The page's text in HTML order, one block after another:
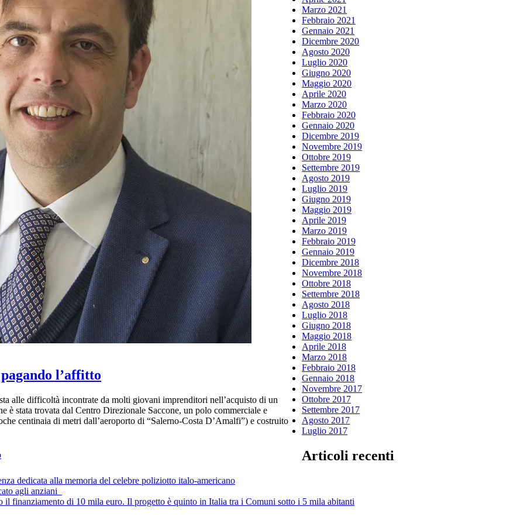
l’affitto
alle difficoltà incontrate da molti giovani imprenditori nell’acquisto di un
stata trovata dal Centro Direzionale Saccone, un polo commerciale e
centinaia di metri dall’aeroporto di “Salerno-Costa D’Amalfi”) e costruito
Marzo 2021
Febbraio 2021
Gennaio 2021
Dicembre 2020
Agosto 2020
Luglio 2020
Giugno 2020
Maggio 2020
Aprile 2020
Marzo 2020
Febbraio 2020
Gennaio 2020
Dicembre 2019
Novembre 2019
Ottobre 2019
Settembre 2019
Agosto 2019
Luglio 2019
Giugno 2019
Maggio 2019
Aprile 2019
Marzo 2019
Febbraio 2019
Gennaio 2019
Dicembre 2018
Novembre 2018
Ottobre 2018
Settembre 2018
Agosto 2018
Luglio 2018
Giugno 2018
Maggio 2018
Aprile 2018
Marzo 2018
Febbraio 2018
Gennaio 2018
Novembre 2017
Ottobre 2017
Settembre 2017
Agosto 2017
Luglio 2017
Articoli recenti
dedicata alla memoria del celebre poliziotto italo-americano
agli anziani
il finanziamento di 10 mila euro. Il progetto è quinto in Italia tra i Comuni sotto i 5 mila abitanti